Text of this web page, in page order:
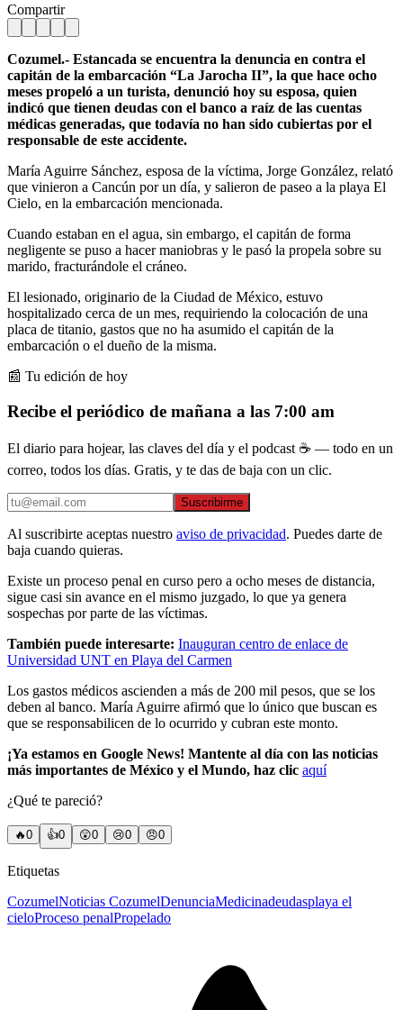
Compartir
Cozumel.- Estancada se encuentra la denuncia en contra el
capitán de la embarcación “La Jarocha II”, la que hace ocho
meses propeló a un turista, denunció hoy su esposa, quien
indicó que tienen deudas con el banco a raíz de las cuentas
médicas generadas, que todavía no han sido cubiertas por el
responsable de este accidente.
María Aguirre Sánchez, esposa de la víctima, Jorge González, relató
que vinieron a Cancún por un día, y salieron de paseo a la playa El
Cielo, en la embarcación mencionada.
Cuando estaban en el agua, sin embargo, el capitán de forma
negligente se puso a hacer maniobras y le pasó la propela sobre su
marido, fracturándole el cráneo.
El lesionado, originario de la Ciudad de México, estuvo
hospitalizado cerca de un mes, requiriendo la colocación de una
placa de titanio, gastos que no ha asumido el capitán de la
embarcación o el dueño de la misma.
📰 Tu edición de hoy
Recibe el periódico de mañana a las 7:00 am
El diario para hojear, las claves del día y el podcast ☕ — todo en un
correo, todos los días. Gratis, y te das de baja con un clic.
Suscribirme
Al suscribirte aceptas nuestro aviso de privacidad. Puedes darte de
baja cuando quieras.
Existe un proceso penal en curso pero a ocho meses de distancia,
sigue casi sin avance en el mismo juzgado, lo que ya genera
sospechas por parte de las víctimas.
También puede interesarte: Inauguran centro de enlace de
Universidad UNT en Playa del Carmen
Los gastos médicos ascienden a más de 200 mil pesos, que se los
deben al banco. María Aguirre afirmó que lo único que buscan es
que se responsabilicen de lo ocurrido y cubran este monto.
¡Ya estamos en Google News! Mantente al día con las noticias
más importantes de México y el Mundo, haz clic aquí
¿Qué te pareció?
🔥0 👍0 😲0 😢0 😠0
Etiquetas
CozumelNoticias CozumelDenunciaMedicinadeudasplaya el
cieloProceso penalPropelado